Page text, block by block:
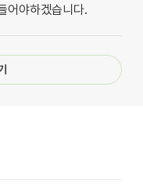
어야하겠습니다.